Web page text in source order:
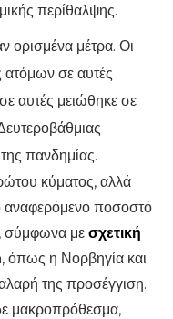
περίθαλψης.
ορισμένα μέτρα. Οι
ατόμων σε αυτές
αυτές μειώθηκε σε
πανδημίας.
κύματος, αλλά
αναφερόμενο ποσοστό
σύμφωνα με σχετική
η Νορβηγία και
της προσέγγιση.
μακροπρόθεσμα,